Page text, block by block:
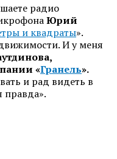
радио
Юрий
и квадраты».
И у меня
«Гранель».
и рад видеть в
правда».